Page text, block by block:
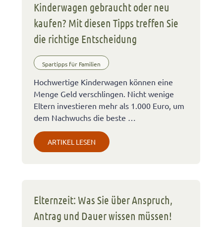
Kinderwagen gebraucht oder neu
kaufen? Mit diesen Tipps treffen Sie
die richtige Entscheidung
Spartipps für Familien
Hochwertige Kinderwagen können eine
Menge Geld verschlingen. Nicht wenige
Eltern investieren mehr als 1.000 Euro, um
dem Nachwuchs die beste …
ARTIKEL LESEN
Elternzeit: Was Sie über Anspruch,
Antrag und Dauer wissen müssen!